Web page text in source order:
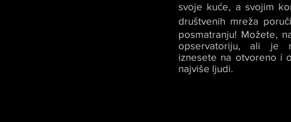
svoje kuće, a svojim
društvenih mreža
posmatranju! Možete,
opservatoriju, ali je
iznesete na otvoreno i
najviše ljudi.